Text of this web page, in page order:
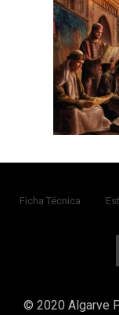
Ficha Técnica
© 2020 Algarve